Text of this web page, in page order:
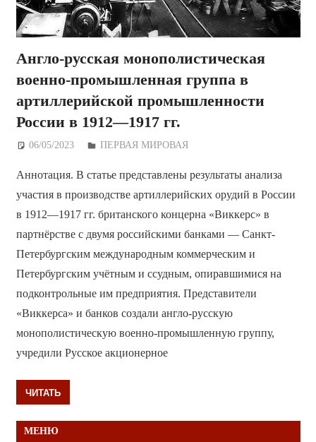
Англо-русская монополистическая
военно-промышленная группа в
артиллерийской промышленности
России в 1912—1917 гг.
06/05/2023 Дежурный по Редакции
ПЕРВАЯ МИРОВАЯ
Аннотация. В статье представлены результаты анализа
участия в производстве артиллерийских орудий в России
в 1912—1917 гг. британского концерна «Виккерс» в
партнёрстве с двумя российскими банками — Санкт-
Петербургским международным коммерческим и
Петербургским учётным и ссудным, опиравшимися на
подконтрольные им предприятия. Представители
«Виккерса» и банков создали англо-русскую
монополистическую военно-промышленную группу,
учредили Русское акционерное
ЧИТАТЬ
МЕНЮ